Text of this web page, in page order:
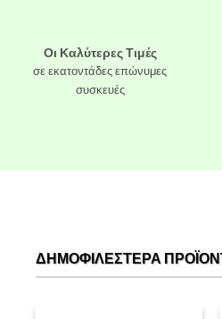
Οι Καλύτερες Τιμές
σε εκατοντάδες επώνυμες
συσκευές
ΔΗΜΟΦΙΛΈΣΤΕΡΑ